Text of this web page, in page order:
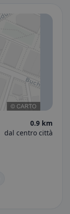
0.9 km
dal centro città